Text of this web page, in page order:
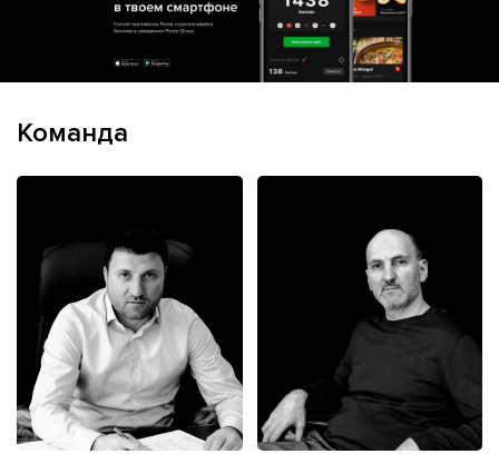
Команда